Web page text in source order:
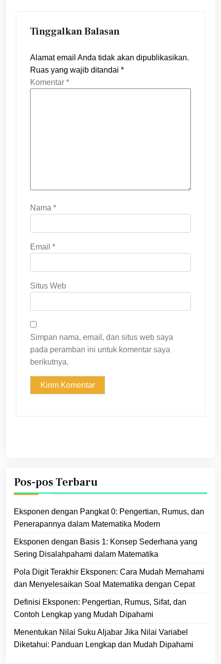
Tinggalkan Balasan
Alamat email Anda tidak akan dipublikasikan.
Ruas yang wajib ditandai *
Komentar *
Nama *
Email *
Situs Web
Simpan nama, email, dan situs web saya
pada peramban ini untuk komentar saya
berikutnya.
Pos-pos Terbaru
Eksponen dengan Pangkat 0: Pengertian, Rumus, dan
Penerapannya dalam Matematika Modern
Eksponen dengan Basis 1: Konsep Sederhana yang
Sering Disalahpahami dalam Matematika
Pola Digit Terakhir Eksponen: Cara Mudah Memahami
dan Menyelesaikan Soal Matematika dengan Cepat
Definisi Eksponen: Pengertian, Rumus, Sifat, dan
Contoh Lengkap yang Mudah Dipahami
Menentukan Nilai Suku Aljabar Jika Nilai Variabel
Diketahui: Panduan Lengkap dan Mudah Dipahami